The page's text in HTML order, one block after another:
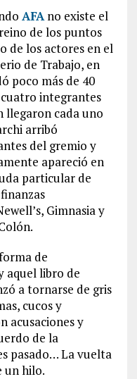
AFAno existe el
de los puntos
de los actores en el
de Trabajo, en
poco más de 40
integrantes
llegaron cada uno
arribó
del gremio y
apareció en
particular de
Gimnasia y
de
aquel libro de
a tornarse de gris
cucos y
acusaciones y
de la
pasado… La vuelta
un hilo.